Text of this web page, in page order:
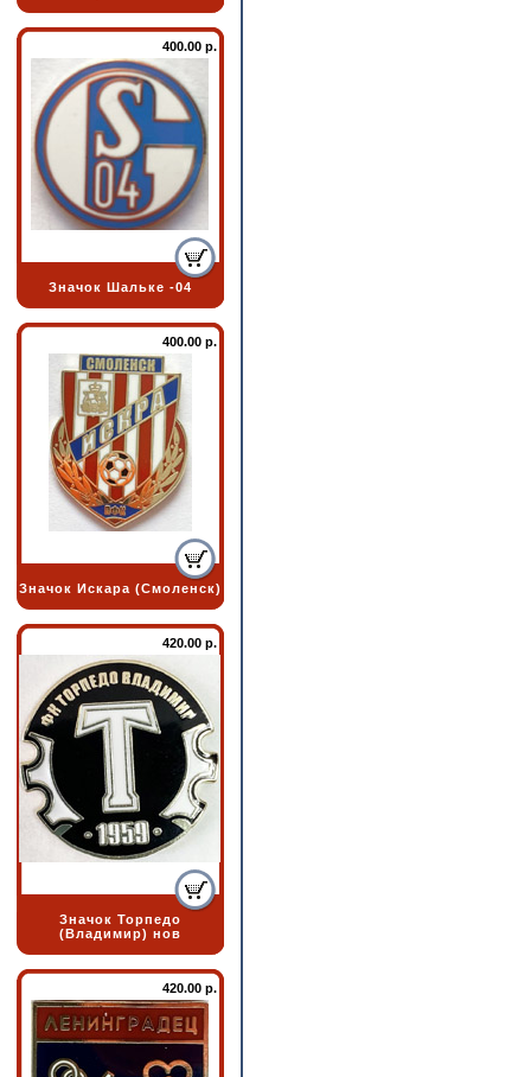
400.00 р.
Значок Шальке -04
400.00 р.
Значок Искара (Смоленск)
420.00 р.
Значок Торпедо
(Владимир) нов
420.00 р.